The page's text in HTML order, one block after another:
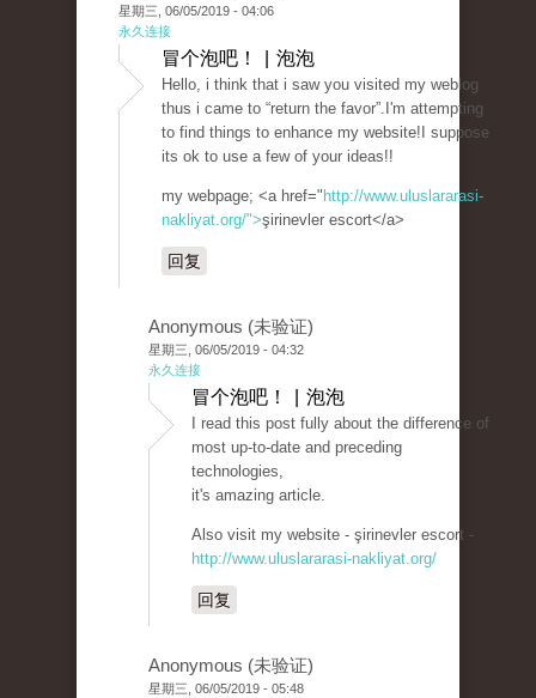
星期三, 06/05/2019 - 04:06
永久连接
冒个泡吧！ | 泡泡
Hello, i think that i saw you visited my weblog
thus i came to “return the favor”.I'm attempting
to find things to enhance my website!I suppose
its ok to use a few of your ideas!!
my webpage; <a href=" http://www.uluslararasi-
nakliyat.org/">şirinevler escort</a>
回复
Anonymous (未验证)
星期三, 06/05/2019 - 04:32
永久连接
冒个泡吧！ | 泡泡
I read this post fully about the difference of
most up-to-date and preceding
technologies,
it's amazing article.
Also visit my website - şirinevler escort -
http://www.uluslararasi-nakliyat.org/
回复
Anonymous (未验证)
星期三, 06/05/2019 - 05:48